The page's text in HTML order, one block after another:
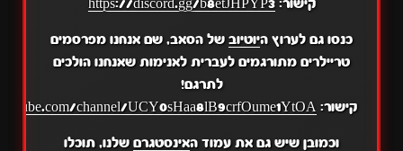
קישור:https://discord.gg/b8etJHPYP3
כנסו גם לערוץ היוטיובשל הסאב, שם אנחנו מפרסמים
טריילרים מתורגמים לעברית לאנימות שאנחנו הולכים
לתרגם!
קישור: channel/UCY0sHaa8lB9crfOume1YtOA
וכמובן שיש גם את עמוד האינסטגרםשלנו, תוכלו